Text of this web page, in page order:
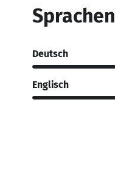
Sprachen
Deutsch
Englisch